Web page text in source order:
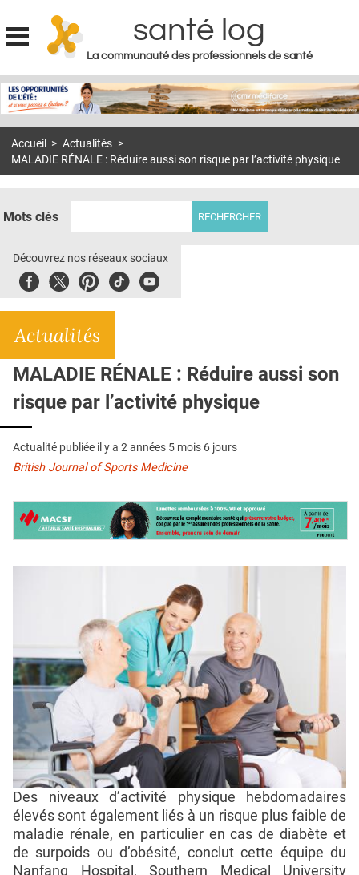
Jump to navigation
santé log
La communauté des professionnels de santé
MON COMPTE
S'ABONNER À LA REVUE SOIN À DOMICILE
DOSSIERS
E-REVUE SAD
L'APP
QUI SOMMES-NOUS ?
PUBLICITÉ
CONDITIONS GÉNÉRALES
CONTACT
Accueil > Actualités >
MALADIE RÉNALE : Réduire aussi son risque par l’activité physique
Mots clés
Découvrez nos réseaux sociaux
FacebookTwitterPinterest
TiktokYoubute
Actualités
MALADIE RÉNALE : Réduire aussi son
risque par l’activité physique
Actualité publiée il y a 2 années 5 mois 6 jours
British Journal of Sports Medicine
Des niveaux d’activité physique hebdomadaires
élevés sont également liés à un risque plus faible de
maladie rénale, en particulier en cas de diabète et
de surpoids ou d’obésité, conclut cette équipe du
Nanfang Hospital, Southern Medical University